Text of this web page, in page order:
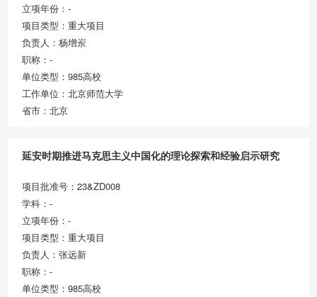
立项年份：-
项目类型：重大项目
负责人：杨增岽
职称：-
单位类型：985高校
工作单位：北京师范大学
省市：北京
延安时期推进马克思主义中国化的理论探索和经验启示研究
项目批准号：23&ZD008
学科：-
立项年份：-
项目类型：重大项目
负责人：张远新
职称：-
单位类型：985高校